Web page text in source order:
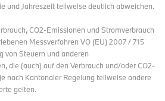
und Jahreszeit teilweise deutlich abweichen.
CO2-Emissionen und Stromverbrauch
Messverfahren VO (EU) 2007 / 715
von Steuern und anderen
die (auch) auf den Verbrauch und/oder CO2-
nach Kantonaler Regelung teilweise andere
gelten.